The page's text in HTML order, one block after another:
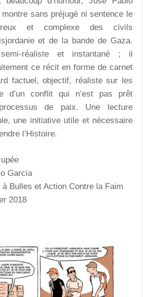
sans préjugé ni sentence le
et complexe des civils
et de la bande de Gaza.
réaliste et instantané ; il
ce récit en forme de carnet
factuel, objectif, réaliste sur les
d’un conflit qui n’est pas prêt
de paix. Une lecture
une initiative utile et nécessaire
l’Histoire.
Garcia
Bulles et Action Contre la Faim
2018